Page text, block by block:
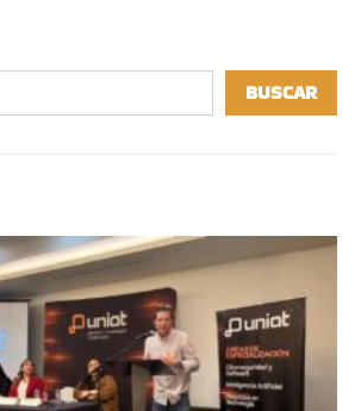
BUSCAR